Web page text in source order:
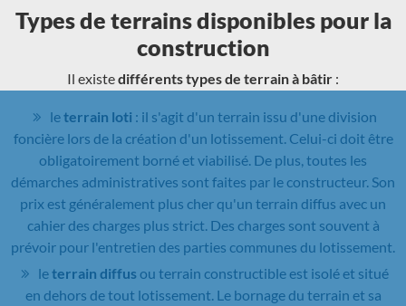
Types de terrains disponibles pour la
construction
Il existedifférents types de terrain à bâtir :
leterrain loti : il s'agit d'un terrain issu d'une division
foncière lors de la création d'un lotissement. Celui-ci doit être
obligatoirement borné et viabilisé. De plus, toutes les
démarches administratives sont faites par le constructeur. Son
prix est généralement plus cher qu'un terrain diffus avec un
cahier des charges plus strict. Des charges sont souvent à
prévoir pour l'entretien des parties communes du lotissement.
leterrain diffusou terrain constructible est isolé et situé
en dehors de tout lotissement. Le bornage du terrain et sa